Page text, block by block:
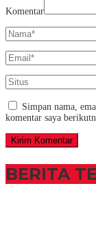
Komentar
Simpan nama,
komentar saya
BERITA